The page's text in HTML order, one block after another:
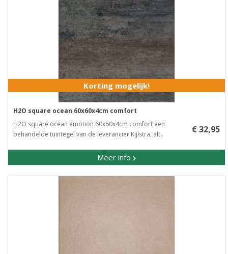
Korting mogelijk!
H2O square ocean 60x60x4cm comfort
H2O square ocean emotion 60x60x4cm comfort een
behandelde tuintegel van de leverancier Kijlstra, alt..
Meer info
€ 32,95